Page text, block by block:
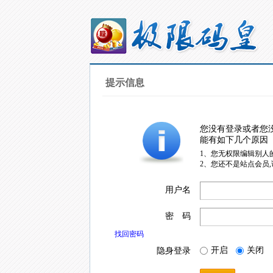
提示信息
您没有登录或者您
能有如下几个原因
1、您无权限编辑别人
2、您还不是站点会员
用户名
密 码
找回密码
隐身登录 开启 关闭